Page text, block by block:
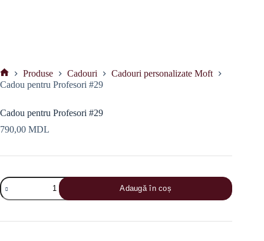
Prima
Produse Cadouri
Cadouri personalizate Moft
Cadou pentru Profesori #29
Cadou pentru Profesori #29
790,00 MDL
Cantitate
Cadou
pentru
#29
Adaugă în coș